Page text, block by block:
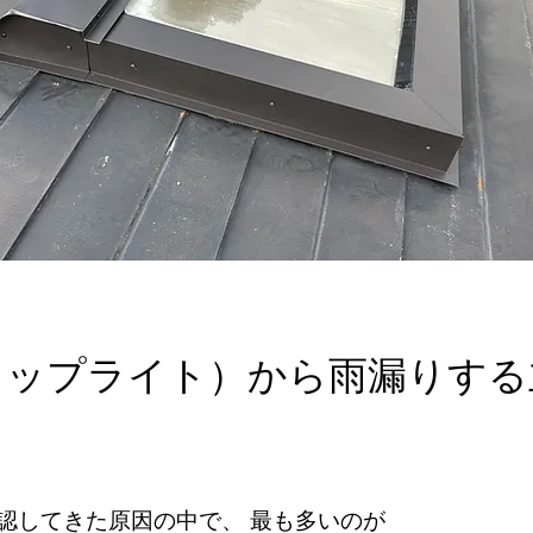
プライト）から雨漏りす
してきた原因の中で、 最も多いのが